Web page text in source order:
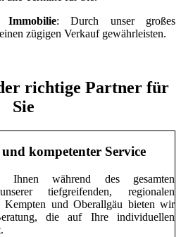
: Durch unser großes
zügigen Verkauf gewährleisten.
richtige Partner für
Sie
kompetenter Service
Ihnen während des gesamten
tiefgreifenden, regionalen
und Oberallgäu bieten wir
die auf Ihre individuellen